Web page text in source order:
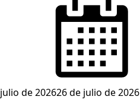
julio de 202626 de julio de 2026